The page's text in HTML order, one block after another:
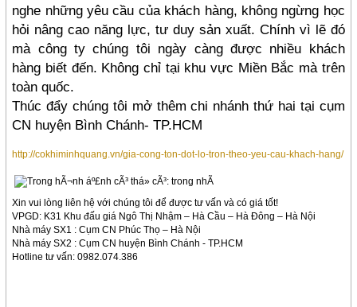
nghe những yêu cầu của khách hàng, không ngừng học
hỏi nâng cao năng lực, tư duy sản xuất. Chính vì lẽ đó
mà công ty chúng tôi ngày càng được nhiều khách
hàng biết đến. Không chỉ tại khu vực Miền Bắc mà trên
toàn quốc.
Thúc đẩy chúng tôi mở thêm chi nhánh thứ hai tại cụm
CN huyện Bình Chánh- TP.HCM
http://cokhiminhquang.vn/gia-cong-ton-dot-lo-tron-theo-yeu-cau-khach-hang/
Xin vui lòng liên hệ với chúng tôi để được tư vấn và có giá tốt!
VPGD: K31 Khu đấu giá Ngô Thị Nhậm – Hà Cầu – Hà Đông – Hà Nội
Nhà máy SX1 : Cụm CN Phúc Thọ – Hà Nội
Nhà máy SX2 : Cụm CN huyện Bình Chánh - TP.HCM
Hotline tư vấn: 0982.074.386